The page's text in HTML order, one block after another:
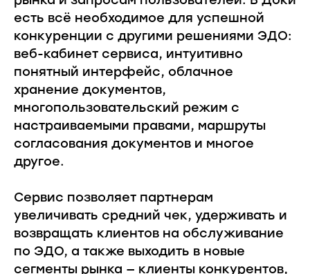
есть всё необходимое для успешной
конкуренции с другими решениями ЭДО:
веб-кабинет сервиса, интуитивно
понятный интерфейс, облачное
хранение документов,
многопользовательский режим с
настраиваемыми правами, маршруты
согласования документов и многое
другое.
Сервис позволяет партнерам
увеличивать средний чек, удерживать и
возвращать клиентов на обслуживание
по ЭДО, а также выходить в новые
сегменты рынка — клиенты конкурентов,